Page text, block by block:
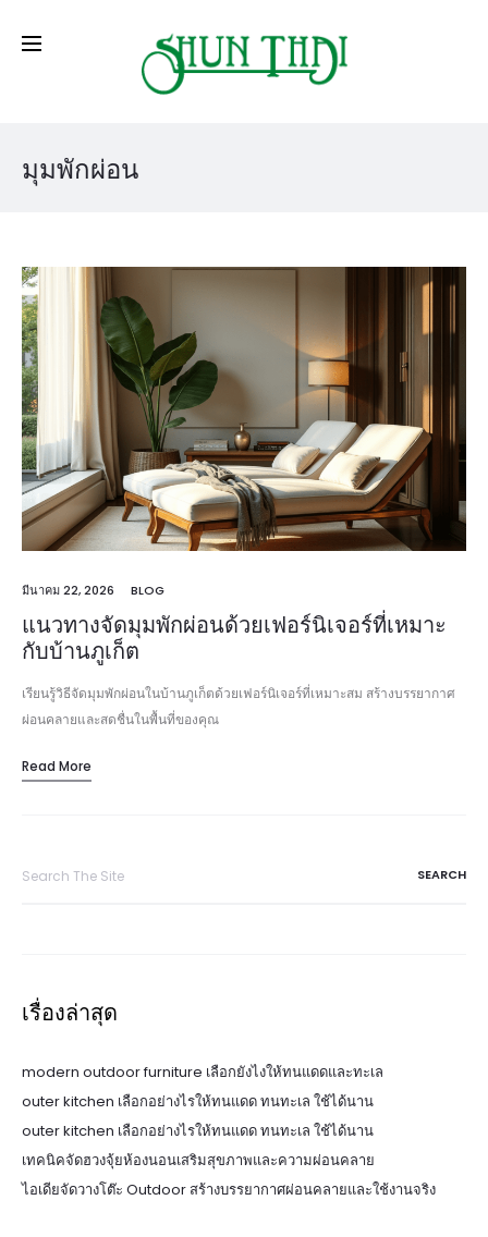
มุมพักผ่อน
มีนาคม 22, 2026 BLOG
แนวทางจัดมุมพักผ่อนด้วยเฟอร์นิเจอร์ที่เหมาะ
กับบ้านภูเก็ต
เรียนรู้วิธีจัดมุมพักผ่อนในบ้านภูเก็ตด้วยเฟอร์นิเจอร์ที่เหมาะสม สร้างบรรยากาศ
ผ่อนคลายและสดชื่นในพื้นที่ของคุณ
Read More
เรื่องล่าสุด
modern outdoor furniture เลือกยังไงให้ทนแดดและทะเล
outer kitchen เลือกอย่างไรให้ทนแดด ทนทะเล ใช้ได้นาน
outer kitchen เลือกอย่างไรให้ทนแดด ทนทะเล ใช้ได้นาน
เทคนิคจัดฮวงจุ้ยห้องนอนเสริมสุขภาพและความผ่อนคลาย
ไอเดียจัดวางโต๊ะ Outdoor สร้างบรรยากาศผ่อนคลายและใช้งานจริง